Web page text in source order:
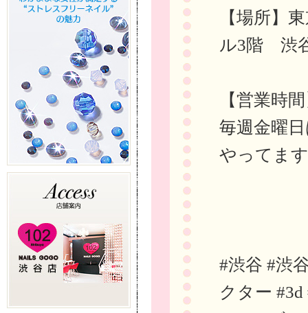
【場所】
ル3階 渋
【営業時
毎週金曜
やってま
#渋谷 #渋
クター